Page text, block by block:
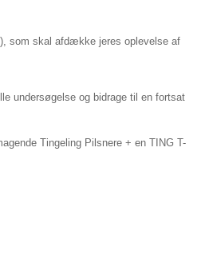
som skal afdække jeres oplevelse af
undersøgelse og bidrage til en fortsat
Tingeling Pilsnere + en TING T-